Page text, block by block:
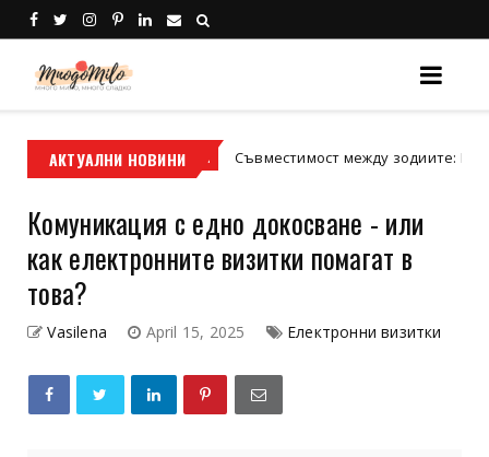
АКТУАЛНИ НОВИНИ
Uncategorized Съвместимост между зодиите: Истината,
Комуникация с едно докосване - или
как електронните визитки помагат в
това?
Vasilena April 15, 2025 Електронни визитки